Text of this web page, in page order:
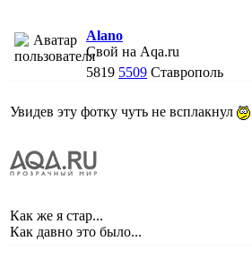
Alano
Свой на Aqa.ru
5819 5509 Ставрополь
Увидев эту фотку чуть не всплакнул
Как же я стар...
Как давно это было...